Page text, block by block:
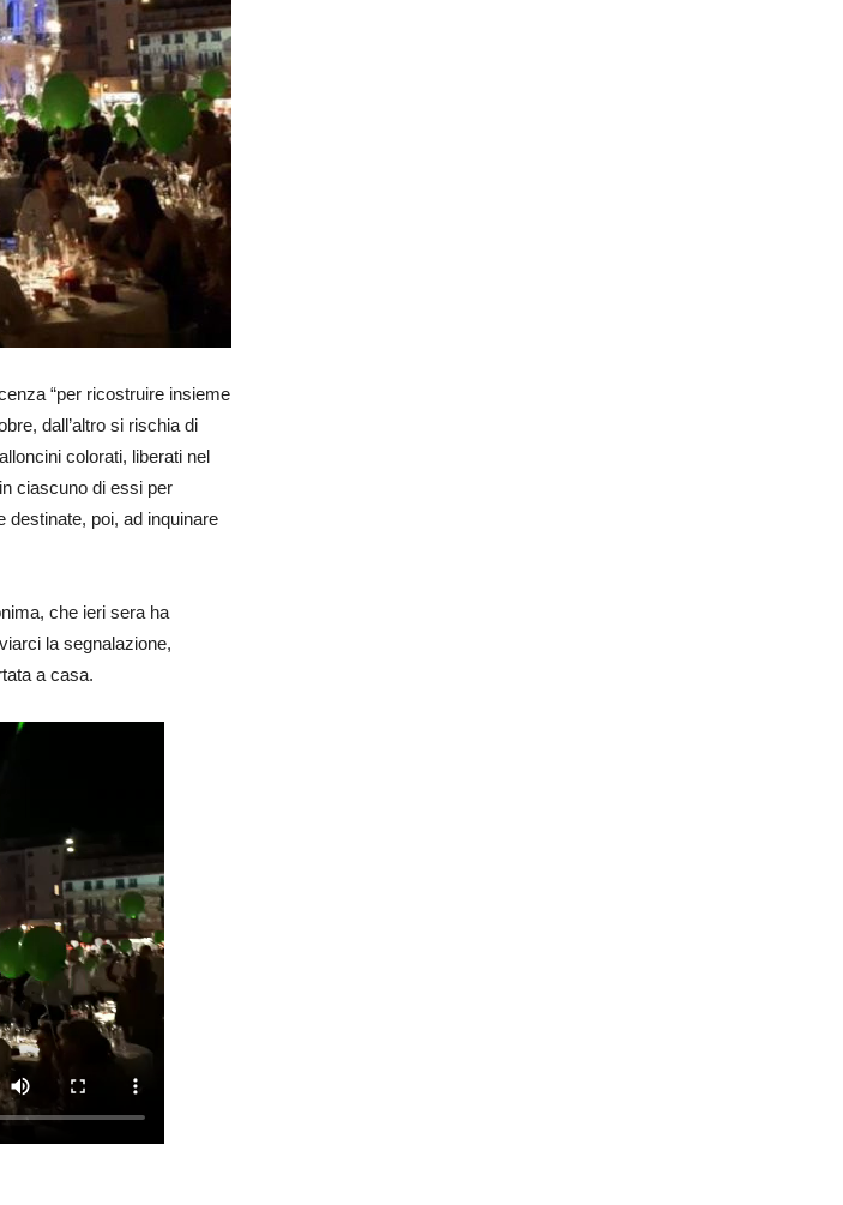
“per ricostruire insieme
dall’altro si rischia di
colorati, liberati nel
ciascuno di essi per
destinate, poi, ad inquinare
che ieri sera ha
la segnalazione,
a casa.